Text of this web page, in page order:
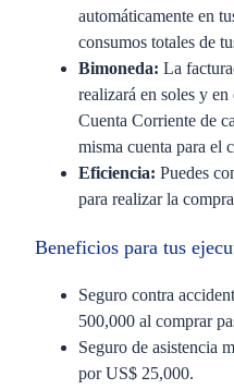
automáticamente en
consumos totales de
Bimoneda: La
realizará en soles y
Cuenta Corriente de
misma cuenta para el
Eficiencia: Puedes
para realizar la
Beneficios para tus
Seguro contra
500,000 al comprar
Seguro de asistencia
por US$ 25,000.